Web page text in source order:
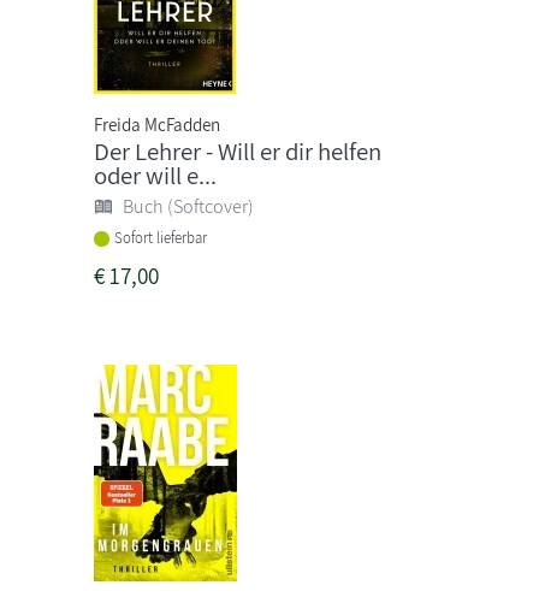
Freida McFadden
Der Lehrer - Will er dir helfen
oder will e...
Buch (Softcover)
Sofort lieferbar
€17,00